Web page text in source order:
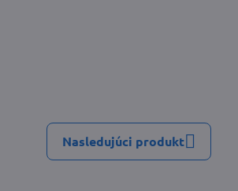
Nasledujúci produkt